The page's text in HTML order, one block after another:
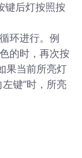
键后灯按照按
环进行。例
的时，再次按
果当前所亮灯
键”时，所亮